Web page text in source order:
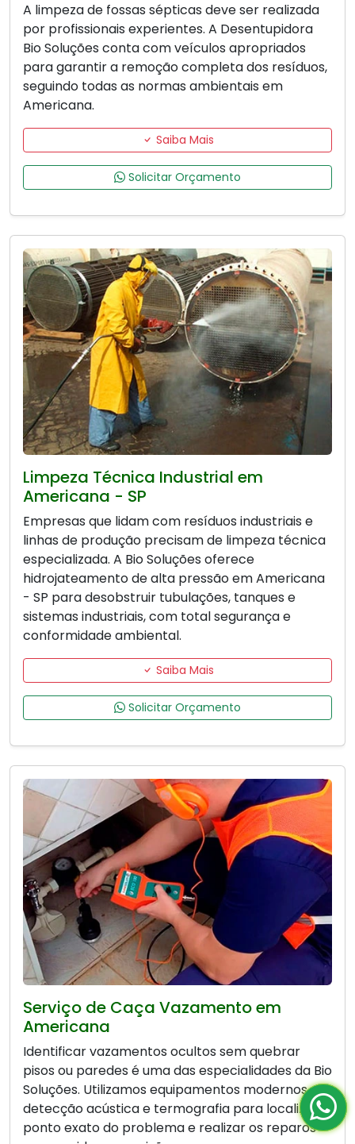
A limpeza de fossas sépticas deve ser realizada
por profissionais experientes. A Desentupidora
Bio Soluções conta com veículos apropriados
para garantir a remoção completa dos resíduos,
seguindo todas as normas ambientais em
Americana.
Saiba Mais
Solicitar Orçamento
Limpeza Técnica Industrial em
Americana - SP
Empresas que lidam com resíduos industriais e
linhas de produção precisam de limpeza técnica
especializada. A Bio Soluções oferece
hidrojateamento de alta pressão em Americana
- SP para desobstruir tubulações, tanques e
sistemas industriais, com total segurança e
conformidade ambiental.
Saiba Mais
Solicitar Orçamento
Serviço de Caça Vazamento em
Americana
Identificar vazamentos ocultos sem quebrar
pisos ou paredes é uma das especialidades da Bio
Soluções. Utilizamos equipamentos modernos de
detecção acústica e termografia para localizar o
ponto exato do problema e realizar os reparos